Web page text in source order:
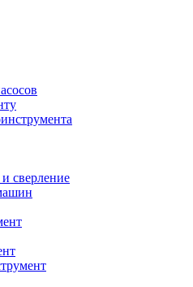
сверление